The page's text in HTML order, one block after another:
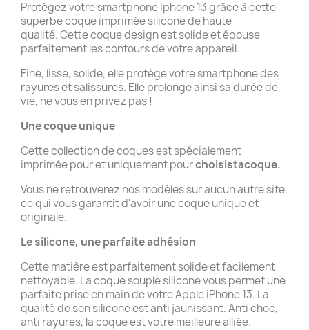
Protégez votre smartphone Iphone 13 grâce à cette
superbe coque imprimée silicone de haute
qualité. Cette coque design est solide et épouse
parfaitement les contours de votre appareil.
Fine, lisse, solide, elle protège votre smartphone des
rayures et salissures. Elle prolonge ainsi sa durée de
vie, ne vous en privez pas !
Une coque unique
Cette collection de coques est spécialement
imprimée pour et uniquement pourchoisistacoque.
Vous ne retrouverez nos modèles sur aucun autre site,
ce qui vous garantit d'avoir une coque unique et
originale.
Le silicone, une parfaite adhésion
Cette matière est parfaitement solide et facilement
nettoyable. La coque souple silicone vous permet une
parfaite prise en main de votre Apple iPhone 13. La
qualité de son silicone est anti jaunissant. Anti choc,
anti rayures, la coque est votre meilleure alliée.